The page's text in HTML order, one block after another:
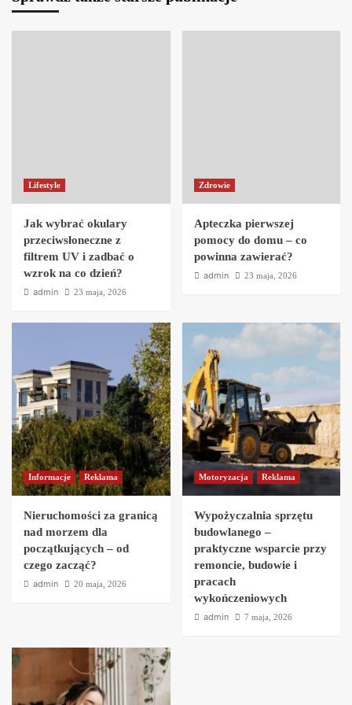
Lifestyle
Jak wybrać okulary
przeciwsłoneczne z
filtrem UV i zadbać o
wzrok na co dzień?
admin 23 maja, 2026
Zdrowie
Apteczka pierwszej
pomocy do domu – co
powinna zawierać?
admin 23 maja, 2026
Informacje Reklama
Nieruchomości za granicą
nad morzem dla
początkujących – od
czego zacząć?
admin 20 maja, 2026
Motoryzacja Reklama
Wypożyczalnia sprzętu
budowlanego –
praktyczne wsparcie przy
remoncie, budowie i
pracach
wykończeniowych
admin 7 maja, 2026